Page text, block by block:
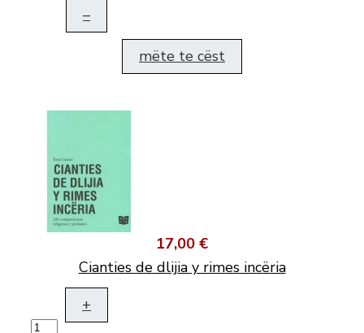
–
mëte te cëst
17,00 €
Cianties de dlijia y rimes incëria
+